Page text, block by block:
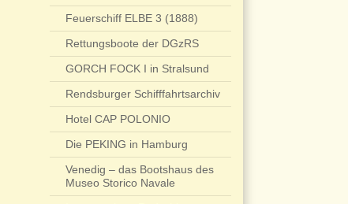
Feuerschiff ELBE 3 (1888)
Rettungsboote der DGzRS
GORCH FOCK I in Stralsund
Rendsburger Schifffahrtsarchiv
Hotel CAP POLONIO
Die PEKING in Hamburg
Venedig – das Bootshaus des
Museo Storico Navale